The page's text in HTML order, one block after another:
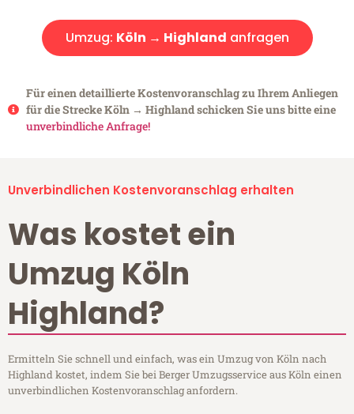
Umzug: Köln → Highland anfragen
Für einen detaillierte Kostenvoranschlag zu Ihrem Anliegen
für die Strecke Köln → Highland schicken Sie uns bitte eine
unverbindliche Anfrage!
Unverbindlichen Kostenvoranschlag erhalten
Was kostet ein
Umzug Köln
Highland?
Ermitteln Sie schnell und einfach, was ein Umzug von Köln nach
Highland kostet, indem Sie bei Berger Umzugsservice aus Köln einen
unverbindlichen Kostenvoranschlag anfordern.